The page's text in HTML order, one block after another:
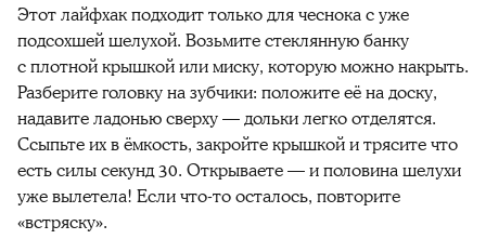
Этот лайфхак подходит только длячеснокас уже
подсохшейшелухой. Возьмите стеклянную банку
с плотной крышкой или миску, которую можно накрыть.
Разберите головку на зубчики: положите её на доску,
надавите ладонью сверху — дольки легко отделятся.
Ссыпьте их в ёмкость, закройте крышкой и трясите что
есть силы секунд 30. Открываете — и половинашелухи
уже вылетела! Если что-то осталось, повторите
«встряску».